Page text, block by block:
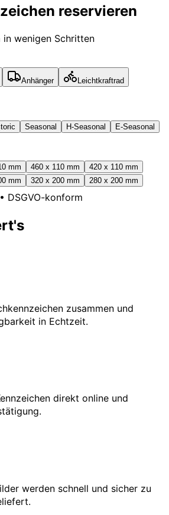
reservieren
in wenigen Schritten
Anhänger Leichtkraftrad
Seasonal H-Seasonal
E-Seasonal
mm 460 x 110 mm
420 x 110 mm
mm 320 x 200 mm 280 x 200 mm
DSGVO-konform
zusammen und
in Echtzeit.
direkt online und
werden schnell und sicher zu